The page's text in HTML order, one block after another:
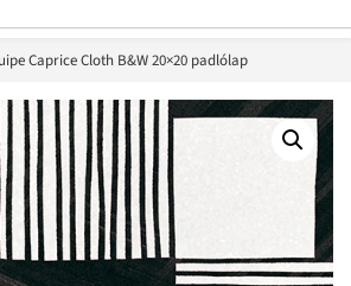
Caprice Cloth B&W 20×20 padlólap